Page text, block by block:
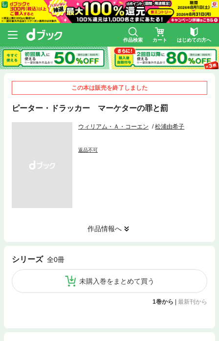
作品検索 カート はじめての方へ
この本は販売を終了しました
ピーター・ドラッカー マーケターの罪と罰
ウィリアム・Ａ・コーエン 松浦由希子
返品不可
作品情報へ
シリーズ 全0冊
未購入巻をまとめて買う
1巻から 最新刊から